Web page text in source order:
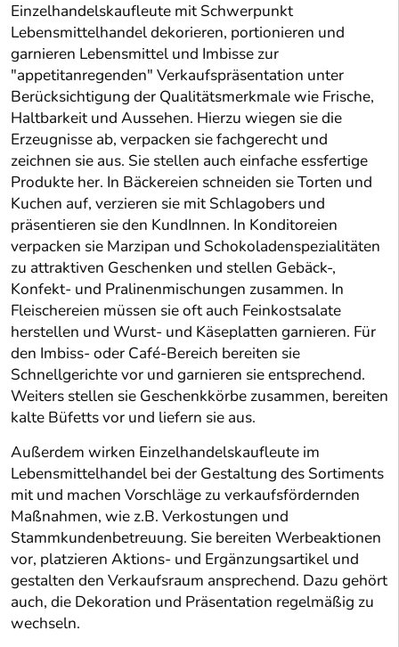
Einzelhandelskaufleute mit Schwerpunkt
Lebensmittelhandel dekorieren, portionieren und
garnieren Lebensmittel und Imbisse zur
"appetitanregenden" Verkaufspräsentation unter
Berücksichtigung der Qualitätsmerkmale wie Frische,
Haltbarkeit und Aussehen. Hierzu wiegen sie die
Erzeugnisse ab, verpacken sie fachgerecht und
zeichnen sie aus. Sie stellen auch einfache essfertige
Produkte her. In Bäckereien schneiden sie Torten und
Kuchen auf, verzieren sie mit Schlagobers und
präsentieren sie den KundInnen. In Konditoreien
verpacken sie Marzipan und Schokoladenspezialitäten
zu attraktiven Geschenken und stellen Gebäck-,
Konfekt- und Pralinenmischungen zusammen. In
Fleischereien müssen sie oft auch Feinkostsalate
herstellen und Wurst- und Käseplatten garnieren. Für
den Imbiss- oder Café-Bereich bereiten sie
Schnellgerichte vor und garnieren sie entsprechend.
Weiters stellen sie Geschenkkörbe zusammen, bereiten
kalte Büfetts vor und liefern sie aus.
Außerdem wirken Einzelhandelskaufleute im
Lebensmittelhandel bei der Gestaltung des Sortiments
mit und machen Vorschläge zu verkaufsfördernden
Maßnahmen, wie z.B. Verkostungen und
Stammkundenbetreuung. Sie bereiten Werbeaktionen
vor, platzieren Aktions- und Ergänzungsartikel und
gestalten den Verkaufsraum ansprechend. Dazu gehört
auch, die Dekoration und Präsentation regelmäßig zu
wechseln.